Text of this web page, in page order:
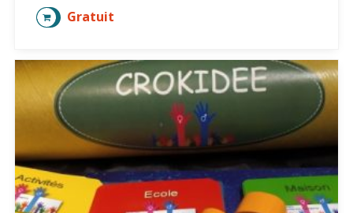
Gratuit
AJOUTER AU PANIER